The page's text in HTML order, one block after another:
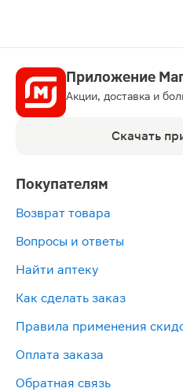
Приложение
Акции, доставка и
Скачать
Покупателям
Возврат товара
Вопросы и ответы
Найти аптеку
Как сделать заказ
Правила применения
Оплата заказа
Обратная связь